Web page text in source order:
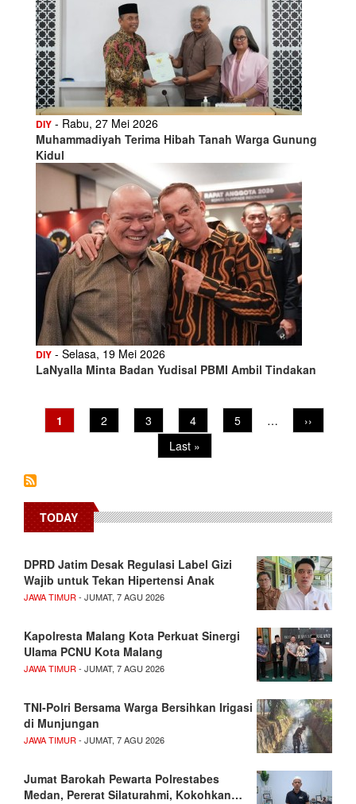
DIY - Rabu, 27 Mei 2026
Muhammadiyah Terima Hibah Tanah Warga Gunung
Kidul
DIY - Selasa, 19 Mei 2026
LaNyalla Minta Badan Yudisal PBMI Ambil Tindakan
Pagination
Current
page
1 Page
2 Page
3 Page
4 Page
5 …
Next
page
››
Last
page
Last »
TODAY
DPRD Jatim Desak Regulasi Label Gizi
Wajib untuk Tekan Hipertensi Anak
JAWA TIMUR - JUMAT, 7 AGU 2026
Kapolresta Malang Kota Perkuat Sinergi
Ulama PCNU Kota Malang
JAWA TIMUR - JUMAT, 7 AGU 2026
TNI-Polri Bersama Warga Bersihkan Irigasi
di Munjungan
JAWA TIMUR - JUMAT, 7 AGU 2026
Jumat Barokah Pewarta Polrestabes
Medan, Pererat Silaturahmi, Kokohkan…